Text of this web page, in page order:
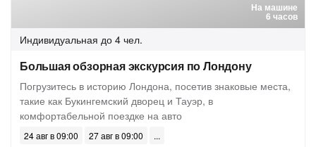
На машине
6 часов
Индивидуальная до 4 чел.
Большая обзорная экскурсия по Лондону
Погрузитесь в историю Лондона, посетив знаковые места,
такие как Букингемский дворец и Тауэр, в
комфортабельной поездке на авто
24 авг в 09:00
27 авг в 09:00